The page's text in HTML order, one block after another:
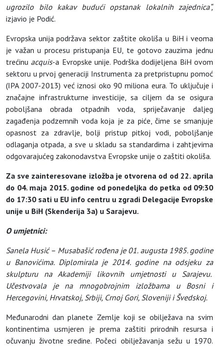
ugrozilo bilo kakav budući opstanak lokalnih zajednica“,
izjavio je Podić.
Evropska unija podržava sektor zaštite okoliša u BiH i veoma
je važan u procesu pristupanja EU, te gotovo zauzima jednu
trećinu acquis-a Evropske unije. Podrška dodijeljena BiH ovom
sektoru u prvoj generaciji Instrumenta za pretpristupnu pomoć
(IPA 2007-2013) već iznosi oko 90 miliona eura. To uključuje i
značajne infrastrukturne investicije, sa ciljem da se osigura
poboljšana obrada otpadnih voda, spriječavanje daljeg
zagađenja podzemnih voda koja je za piće, čime se smanjuje
opasnost za zdravlje, bolji pristup pitkoj vodi, poboljšanje
odlaganja otpada, a sve u skladu sa standardima i zahtjevima
odgovarajućeg zakonodavstva Evropske unije o zaštiti okoliša.
Za sve zainteresovane izložba je otvorena od od 22. aprila
do 04. maja 2015. godine od ponedeljka do petka od 09:30
do 17:30 sati u EU info centru u zgradi Delegacije Evropske
unije u BiH (Skenderija 3a) u Sarajevu.
O umjetnici:
Sanela Husić – Musabašić rođena je 01. augusta 1985. godine
u Banovićima. Diplomirala je 2014. godine na odsjeku za
skulpturu na Akademiji likovnih umjetnosti u Sarajevu.
Učestvovala je na mnogobrojnim izložbama u Bosni i
Hercegovini, Hrvatskoj, Srbiji, Crnoj Gori, Sloveniji i Švedskoj.
Međunarodni dan planete Zemlje koji se obilježava na svim
kontinentima usmjeren je prema zaštiti prirodnih resursa i
očuvanju životne sredine. Počeci obilježavanja sežu u 1970.